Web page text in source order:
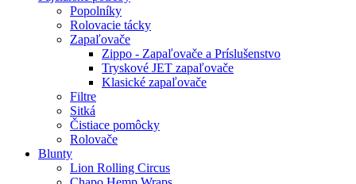
Popolníky
Rolovacie tácky
Zapaľovače
Zippo - Zapaľovače a Príslušenstvo
Tryskové JET zapaľovače
Klasické zapaľovače
Filtre
Sitká
Čistiace pomôcky
Rolovače
Blunty
Lion Rolling Circus